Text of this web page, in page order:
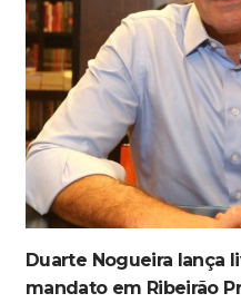
Duarte Nogueira lança
mandato em Ribeirão